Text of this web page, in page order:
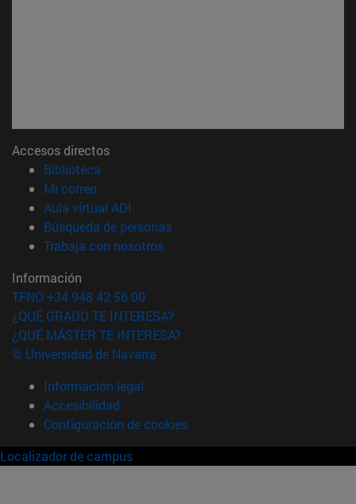
Accesos directos
Biblioteca
Mi correo(abre en nueva ventana)
Aula virtual ADI
Búsqueda de personas(abre en nueva ventana)
Trabaja con nosotros(abre en nueva ventana)
Información
TFNO +34 948 42 56 00
¿QUÉ GRADO TE INTERESA?
¿QUÉ MÁSTER TE INTERESA?
© Universidad de Navarra
Información legal
Accesibilidad
Configuración de cookies
Localizador de campus